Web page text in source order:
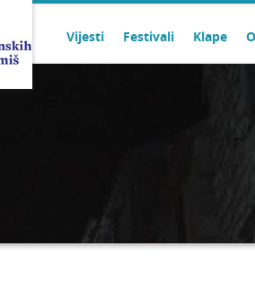
Vijesti Festivali Klape